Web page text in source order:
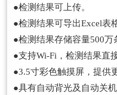
●检测结果可上传。
●检测结果可导出Excel表
●检测结果存储容量500万
●支持Wi-Fi，检测结果直
●3.5寸彩色触摸屏，提供
●具有自动背光及自动关